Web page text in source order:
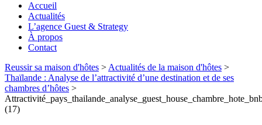
Accueil
Actualités
L’agence Guest & Strategy
À propos
Contact
Reussir sa maison d'hôtes > Actualités de la maison d'hôtes >
Thaïlande : Analyse de l’attractivité d’une destination et de ses
chambres d’hôtes >
(17)